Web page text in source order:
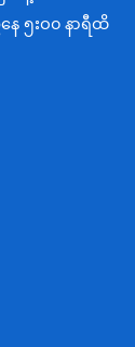
ဌာန
ျေးမှုဝန်ကြီးဌာန
ရေးနှင့်ဆည်မြောင်း
ယ်ရေးဝန်ကြီးဌာ
ျင်ထိန်းသိမ်းရေး
ြီးကြပ်ရေးနှင့်
ေ ၅းဝ၀ နာရီထိ